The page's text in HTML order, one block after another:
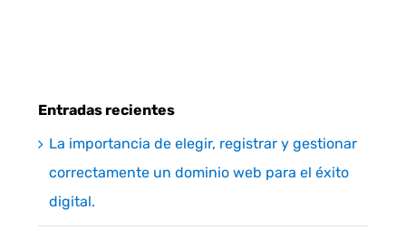
Entradas recientes
La importancia de elegir, registrar y gestionar
correctamente un dominio web para el éxito
digital.